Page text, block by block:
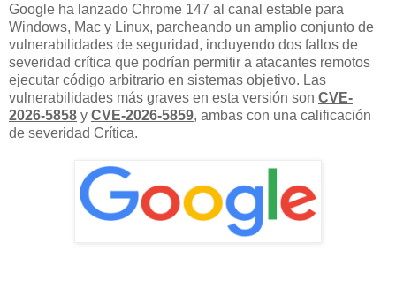
Google ha lanzado Chrome 147 al canal estable para
Windows, Mac y Linux, parcheando un amplio conjunto de
vulnerabilidades de seguridad, incluyendo dos fallos de
severidad crítica que podrían permitir a atacantes remotos
ejecutar código arbitrario en sistemas objetivo. Las
vulnerabilidades más graves en esta versión son CVE-
2026-5858 y CVE-2026-5859, ambas con una calificación
de severidad Crítica.